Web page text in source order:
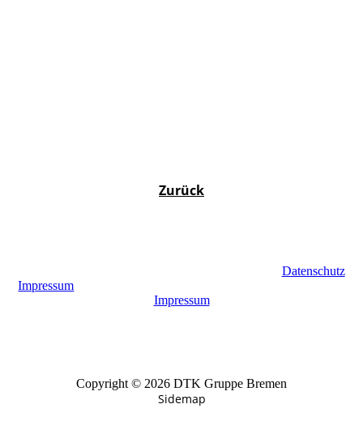
Zurück
Datenschutz
Impressum
Impressum
Copyright © 2026 DTK Gruppe Bremen
Sidemap